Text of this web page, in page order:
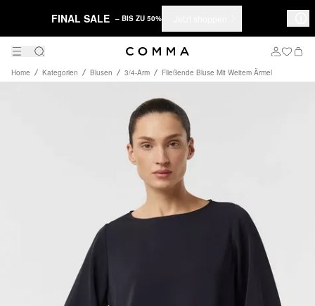
FINAL SALE – BIS ZU 50%
Home Kategorien Blusen 3/4-Arm Fließende Bluse Mit Weitem Ärmel